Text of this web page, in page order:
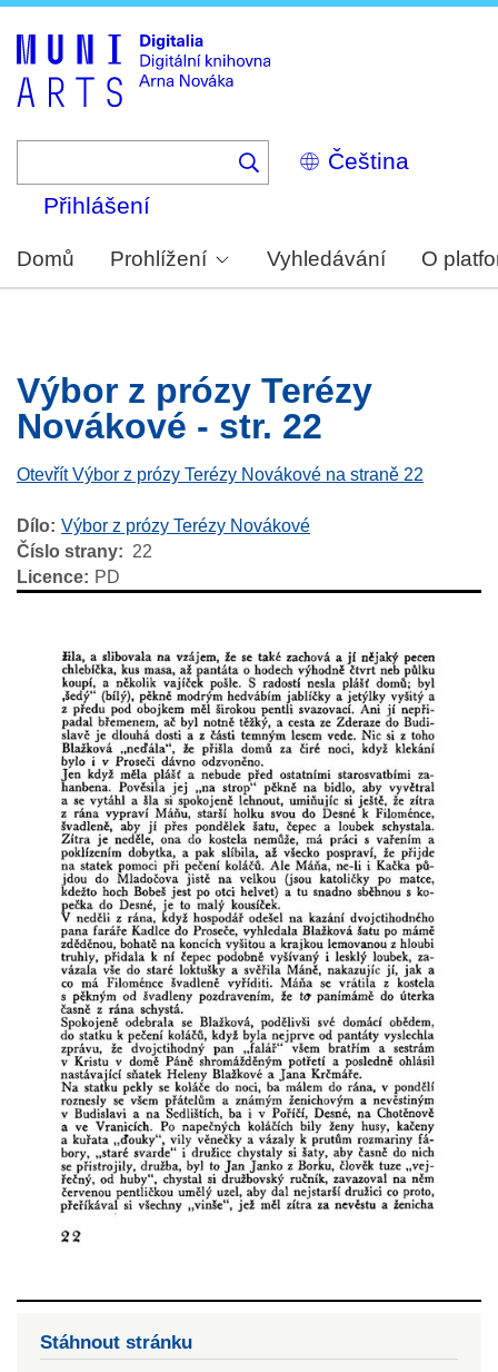
Select
your
Přihlášení
Domů Prohlížení Vyhledávání O
Výbor z prózy Terézy
Novákové - str. 22
Otevřít Výbor z prózy Terézy Novákové na straně 22
Dílo Výbor z prózy Terézy Novákové
Číslo strany
22
Licence
PD
Stáhnout stránku